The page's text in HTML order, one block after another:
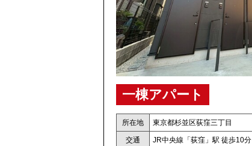
一棟アパート
所在地 東京都杉並区荻窪三丁目
交通 JR中央線「荻窪」駅 徒歩10分